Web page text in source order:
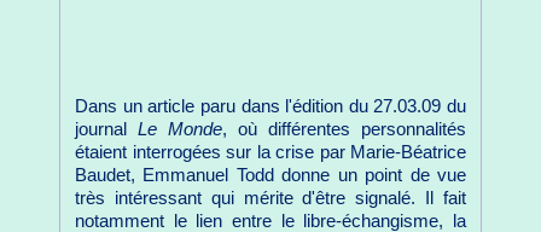
Dans un article paru dans l'édition du 27.03.09 du
journal Le Monde, où différentes personnalités
étaient interrogées sur la crise par Marie-Béatrice
Baudet, Emmanuel Todd donne un point de vue
très intéressant qui mérite d'être signalé. Il fait
notamment le lien entre le libre-échangisme, la